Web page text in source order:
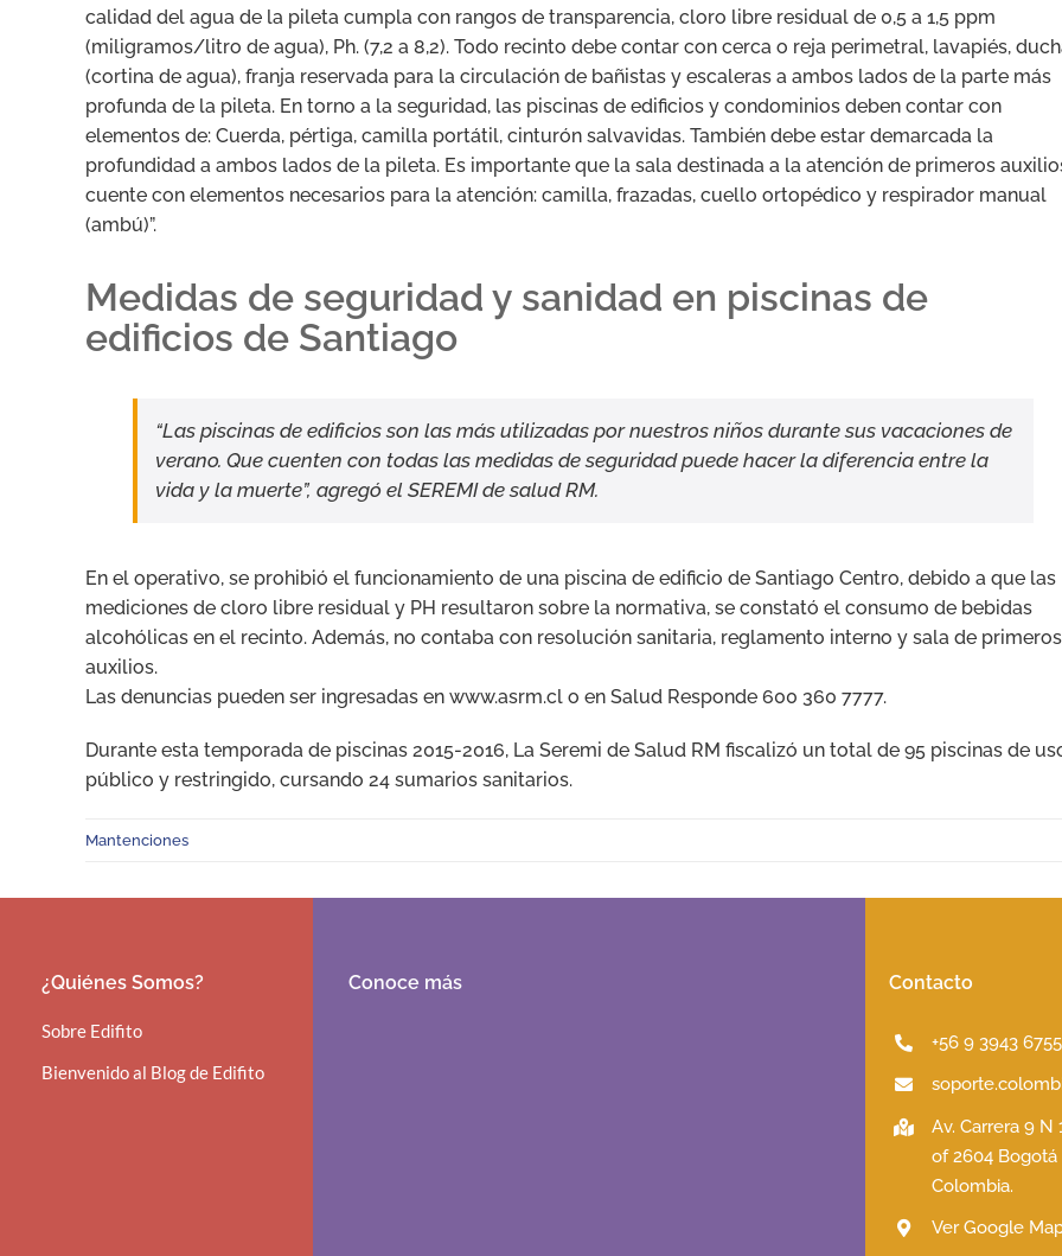
calidad del agua de la pileta cumpla con rangos de transparencia, cloro libre residual de 0,5 a 1,5 ppm
(miligramos/litro de agua), Ph. (7,2 a 8,2). Todo recinto debe contar con cerca o reja perimetral, lavapiés,
(cortina de agua), franja reservada para la circulación de bañistas y escaleras a ambos lados de la parte más
profunda de la pileta. En torno a la seguridad, las piscinas de edificios y condominios deben contar con
elementos de: Cuerda, pértiga, camilla portátil, cinturón salvavidas. También debe estar demarcada la
profundidad a ambos lados de la pileta. Es importante que la sala destinada a la atención de primeros
cuente con elementos necesarios para la atención: camilla, frazadas, cuello ortopédico y respirador manual
(ambú)”.
Medidas de seguridad y sanidad en piscinas de
edificios de Santiago
“Las piscinas de edificios son las más utilizadas por nuestros niños durante sus vacaciones de
verano. Que cuenten con todas las medidas de seguridad puede hacer la diferencia entre la
vida y la muerte”, agregó el SEREMI de salud RM.
En el operativo, se prohibió el funcionamiento de una piscina de edificio de Santiago Centro, debido a que las
mediciones de cloro libre residual y PH resultaron sobre la normativa, se constató el consumo de bebidas
alcohólicas en el recinto. Además, no contaba con resolución sanitaria, reglamento interno y sala de primeros
auxilios.
Las denuncias pueden ser ingresadas en www.asrm.cl o en Salud Responde 600 360 7777.
Durante esta temporada de piscinas 2015-2016, La Seremi de Salud RM fiscalizó un total de 95 piscinas de
público y restringido, cursando 24 sumarios sanitarios.
Mantenciones
¿Quiénes Somos?
Sobre Edifito
Bienvenido al Blog de Edifito
Conoce más Contacto
+56 9 3943 6755
Av. Carrera 9 N
of 2604 Bogotá
Colombia.
Ver Google